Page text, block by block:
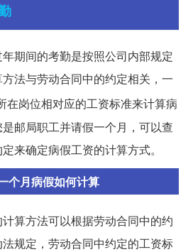
期间的考勤是按照公司内部规定
法与劳动合同中的约定相关，一
在岗位相对应的工资标准来计算病
邮局职工并请假一个月，可以查
来确定病假工资的计算方式。
个月病假如何计算
算方法可以根据劳动合同中的约
规定，劳动合同中约定的工资标